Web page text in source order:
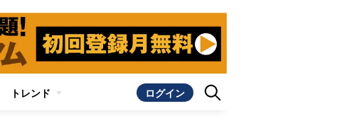
トレンド ログイン